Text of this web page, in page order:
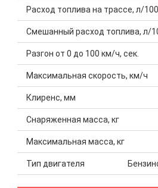
Расход топлива на трассе, л/
Смешанный расход топлива, л/
Разгон от 0 до 100 км/ч, сек.
Максимальная скорость, км/ч
Клиренс, мм
Снаряженная масса, кг
Максимальная масса, кг
Тип двигателя